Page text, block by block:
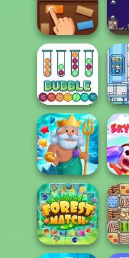
Tropical Merge
Unblock It The
Bubble Sorting
Idle
Fish Story